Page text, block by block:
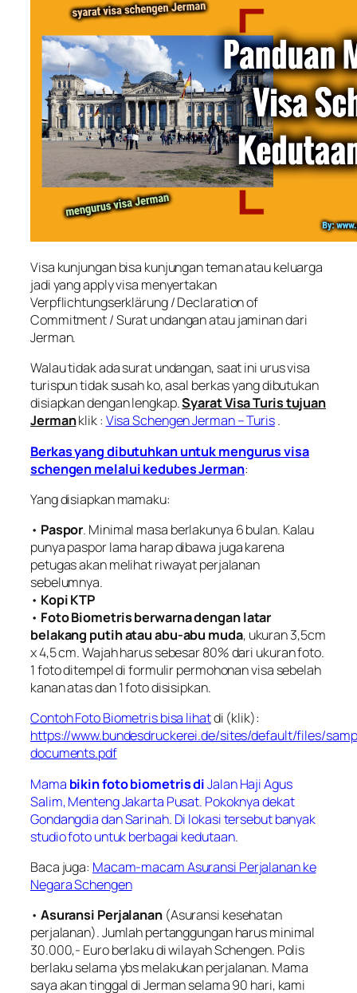
Visa kunjungan bisa kunjungan teman atau keluarga
jadi yang apply visa menyertakan
Verpflichtungserklärung/ Declaration of
Commitment / Surat undangan atau jaminan dari
Jerman.
Walau tidak ada surat undangan, saat ini urus visa
turispun tidak susah ko, asal berkas yang dibutukan
disiapkan dengan lengkap.Syarat Visa Turis tujuan
Jermanklik : Visa Schengen Jerman – Turis.
Berkas yang dibutuhkan untuk mengurus visa
schengen melalui kedubes Jerman:
Yang disiapkan mamaku:
• Paspor. Minimal masa berlakunya 6 bulan. Kalau
punya paspor lama harap dibawa juga karena
petugas akan melihat riwayat perjalanan
sebelumnya.
• Kopi KTP
• Foto Biometris berwarna dengan latar
belakang putih atau abu-abu muda, ukuran 3,5cm
x 4,5 cm. Wajah harus sebesar 80% dari ukuran foto.
1 foto ditempel di formulir permohonan visa sebelah
kanan atas dan 1 foto disisipkan.
Contoh Foto Biometris bisa lihatdi (klik):
https://www.bundesdruckerei.de/sites/default/files/
documents.pdf
Mama bikin foto biometris diJalan Haji Agus
Salim, Menteng Jakarta Pusat. Pokoknya dekat
Gondangdia dan Sarinah. Di lokasi tersebut banyak
studio foto untuk berbagai kedutaan.
Baca juga: Macam-macam Asuransi Perjalanan ke
Negara Schengen
• Asuransi Perjalanan(Asuransi kesehatan
perjalanan). Jumlah pertanggungan harus minimal
30.000,- Euro berlaku di wilayah Schengen. Polis
berlaku selama ybs melakukan perjalanan. Mama
saya akan tinggal di Jerman selama 90 hari, kami